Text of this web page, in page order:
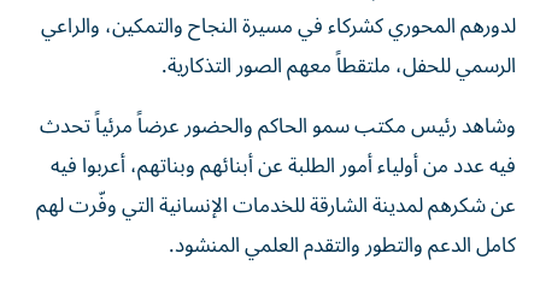
لدورهم المحوري كشركاء في مسيرة النجاح والتمكين، والراعي
الرسمي للحفل، ملتقطاً معهم الصور التذكارية.
وشاهد رئيس مكتب سمو الحاكم والحضور عرضاً مرئياً تحدث
فيه عدد من أولياء أمور الطلبة عن أبنائهم وبناتهم، أعربوا فيه
عن شكرهم لمدينة الشارقة للخدمات الإنسانية التي وفّرت لهم
كامل الدعم والتطور والتقدم العلمي المنشود.